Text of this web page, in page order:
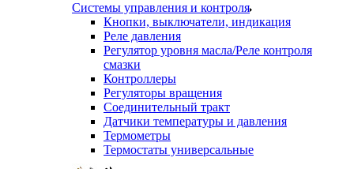
Системы управления и контроля
Кнопки, выключатели, индикация
Реле давления
Регулятор уровня масла/Реле контроля
смазки
Контроллеры
Регуляторы вращения
Соединительный тракт
Датчики температуры и давления
Термометры
Термостаты универсальные